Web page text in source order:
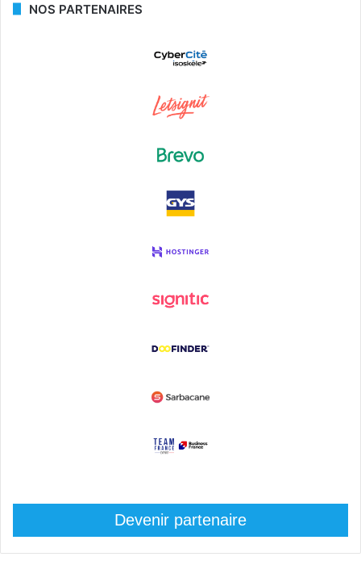
NOS PARTENAIRES
Devenir partenaire